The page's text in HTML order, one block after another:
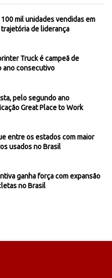
mil unidades vendidas em
de liderança
Truck é campeã de
ano consecutivo
pelo segundo ano
Great Place to Work
entre os estados com maior
usados no Brasil
ganha força com expansão
no Brasil